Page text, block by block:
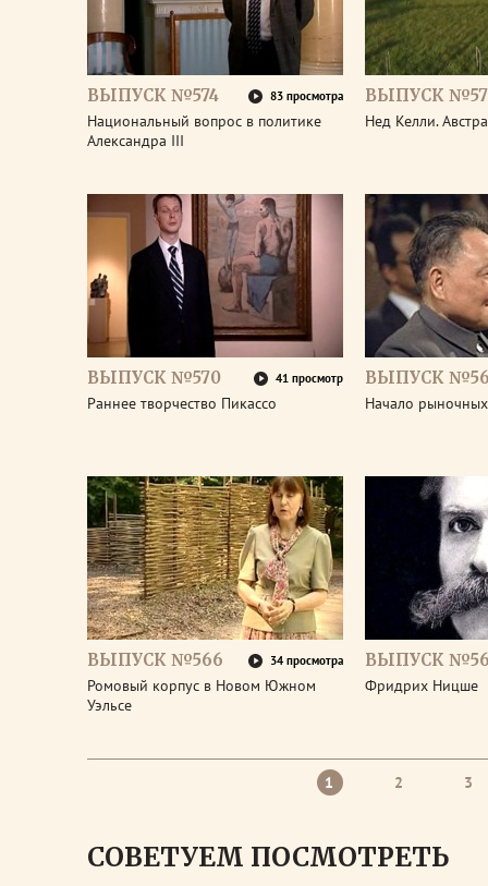
ВЫПУСК №574 83 просмотра
Национальный вопрос в политике
Александра III
ВЫПУСК
Нед Келли.
ВЫПУСК №570 41 просмотр
Раннее творчество Пикассо
ВЫПУСК
Начало
ВЫПУСК №566 34 просмотра
Ромовый корпус в Новом Южном
Уэльсе
ВЫПУСК
Фридрих Ницше
1 2 3
СОВЕТУЕМ ПОСМОТРЕТЬ